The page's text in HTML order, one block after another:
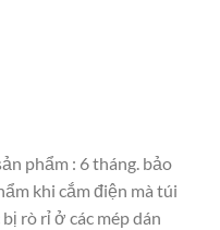
phẩm : 6 tháng. bảo
khi cắm điện mà túi
rò rỉ ở các mép dán